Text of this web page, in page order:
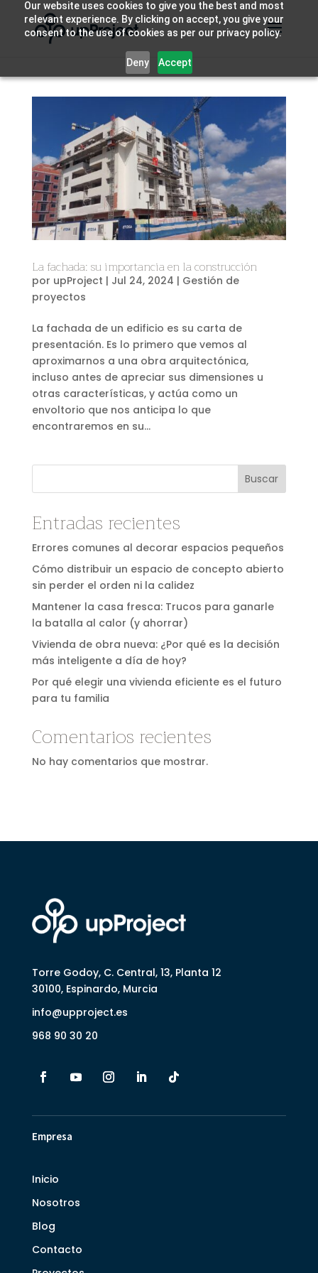
Our website uses cookies to give you the best and most
relevant experience. By clicking on accept, you give your
consent to the use of cookies as per our privacy policy.
Deny Accept
La fachada: su importancia en la construcción
por upProject | Jul 24, 2024 | Gestión de
proyectos
La fachada de un edificio es su carta de
presentación. Es lo primero que vemos al
aproximarnos a una obra arquitectónica,
incluso antes de apreciar sus dimensiones u
otras características, y actúa como un
envoltorio que nos anticipa lo que
encontraremos en su...
Buscar
Entradas recientes
Errores comunes al decorar espacios pequeños
Cómo distribuir un espacio de concepto abierto
sin perder el orden ni la calidez
Mantener la casa fresca: Trucos para ganarle
la batalla al calor (y ahorrar)
Vivienda de obra nueva: ¿Por qué es la decisión
más inteligente a día de hoy?
Por qué elegir una vivienda eficiente es el futuro
para tu familia
Comentarios recientes
No hay comentarios que mostrar.
Torre Godoy, C. Central, 13, Planta 12
30100, Espinardo, Murcia
info@upproject.es
968 90 30 20
Empresa
Inicio
Nosotros
Blog
Contacto